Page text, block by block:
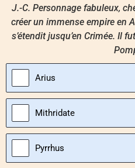
J.-C. Personnage fabuleux,
créer un immense empire en
s’étendit jusqu’en Crimée. Il
Arius
Mithridate
Pyrrhus